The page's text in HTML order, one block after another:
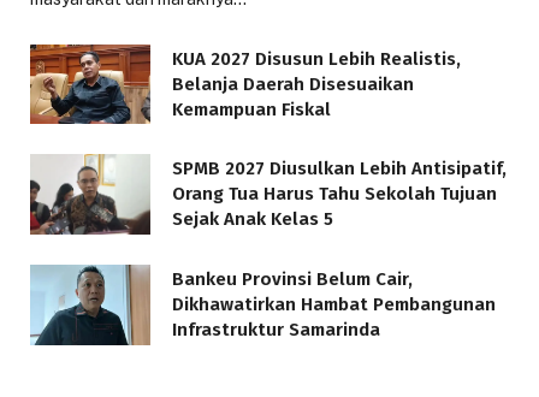
KUA 2027 Disusun Lebih Realistis,
Belanja Daerah Disesuaikan
Kemampuan Fiskal
SPMB 2027 Diusulkan Lebih Antisipatif,
Orang Tua Harus Tahu Sekolah Tujuan
Sejak Anak Kelas 5
Bankeu Provinsi Belum Cair,
Dikhawatirkan Hambat Pembangunan
Infrastruktur Samarinda